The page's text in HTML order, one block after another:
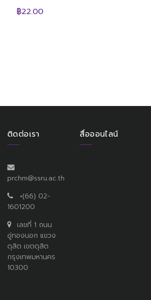
฿22.00
ติดต่อเรา
prchm@ssru.ac.th
+(66) 02-
1601200
เลขที่ 1 ถนน
อู่ทองนอก แขวง
ดุสิต เขตดุสิต
กรุงเทพมหานคร
10300
สื่อออนไลน์